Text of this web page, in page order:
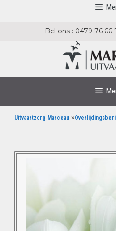
Bel ons : 0479 76 66
Uitvaartzorg Marceau »